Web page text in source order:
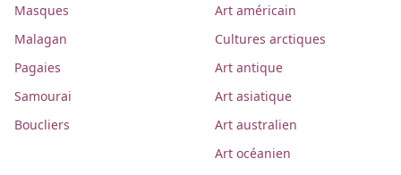
Masques
Malagan
Pagaies
Samourai
Boucliers
Art américain
Cultures arctiques
Art antique
Art asiatique
Art australien
Art océanien